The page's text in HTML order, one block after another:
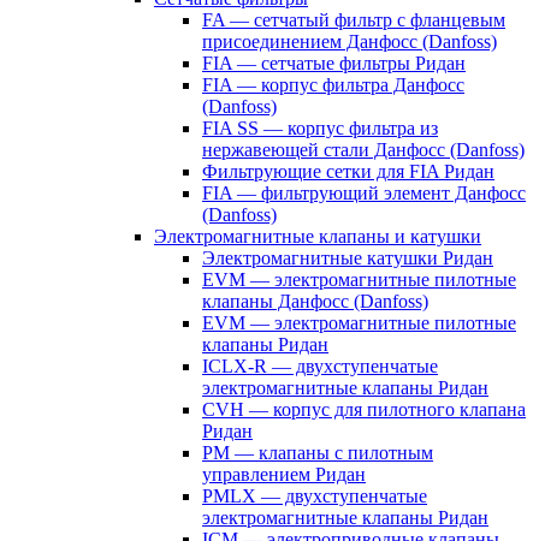
FA — сетчатый фильтр с фланцевым
присоединением Данфосс (Danfoss)
FIA — сетчатые фильтры Ридан
FIA — корпус фильтра Данфосс
(Danfoss)
FIA SS — корпус фильтра из
нержавеющей стали Данфосс (Danfoss)
Фильтрующие сетки для FIA Ридан
FIA — фильтрующий элемент Данфосс
(Danfoss)
Электромагнитные клапаны и катушки
Электромагнитные катушки Ридан
EVM — электромагнитные пилотные
клапаны Данфосс (Danfoss)
EVM — электромагнитные пилотные
клапаны Ридан
ICLX-R — двухступенчатые
электромагнитные клапаны Ридан
CVH — корпус для пилотного клапана
Ридан
PM — клапаны с пилотным
управлением Ридан
PMLX — двухступенчатые
электромагнитные клапаны Ридан